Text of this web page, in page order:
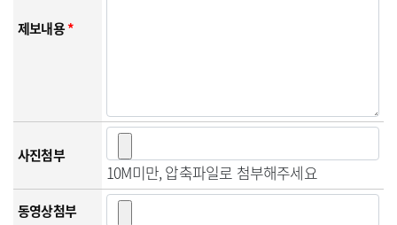
제보내용*
사진첨부
10M미만, 압축파일로 첨부해주세요
동영상첨부